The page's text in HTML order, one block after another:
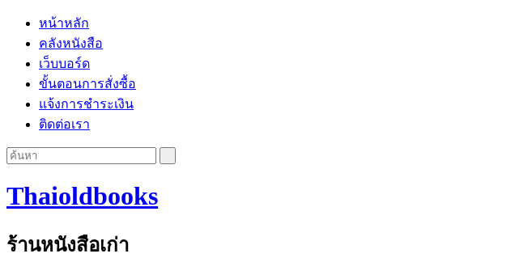
หน้าหลัก
คลังหนังสือ
เว็บบอร์ด
ขั้นตอนการสั่งซื้อ
แจ้งการชำระเงิน
ติดต่อเรา
Thaioldbooks
ร้านหนังสือเก่า